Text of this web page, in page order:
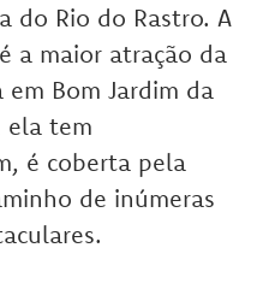
do Rio do Rastro. A
a maior atração da
em Bom Jardim da
ela tem
é coberta pela
de inúmeras